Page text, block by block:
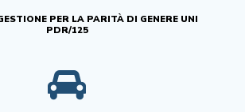
PER LA PARITÀ DI GENERE UNI
PDR/125